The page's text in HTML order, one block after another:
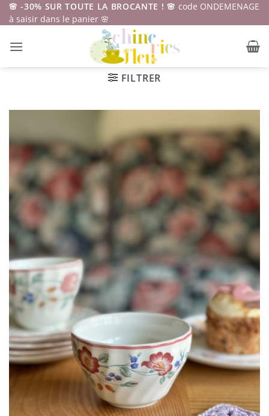
Passer
au
🌸 -30% SUR TOUTE LA BROCANTE ! 🌸 code ONDEMENAGE
à saisir dans le panier 🌸
FILTRER